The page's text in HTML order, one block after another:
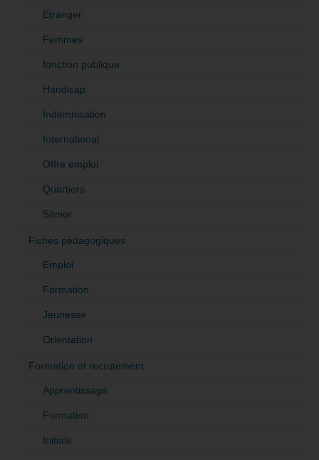
Etranger
Femmes
fonction publique
Handicap
Indemnisation
International
Offre emploi
Quartiers
Sénior
Fiches pédagogiques
Emploi
Formation
Jeunesse
Orientation
Formation et recrutement
Apprentissage
Formation
Initiale